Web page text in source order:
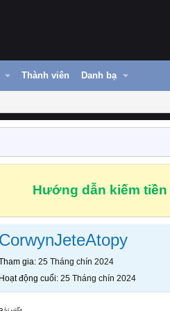
Thành viên Danh bạ
Hướng dẫn kiếm
CorwynJeteAtopy
gia 25 Tháng chín 2024
Hoạt động cuối 25 Tháng chín 2024